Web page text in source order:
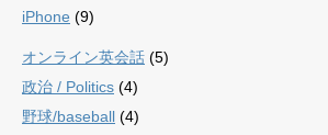
iPhone (9)
オンライン英会話 (5)
政治 / Politics (4)
野球/baseball (4)